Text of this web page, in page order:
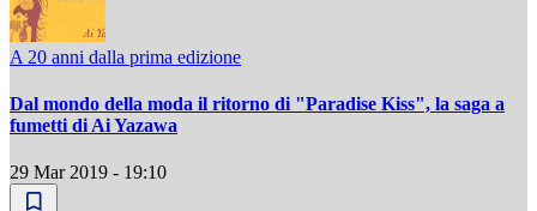
A 20 anni dalla prima edizione
Dal mondo della moda il ritorno di "Paradise Kiss", la saga a
fumetti di Ai Yazawa
29 Mar 2019 - 19:10